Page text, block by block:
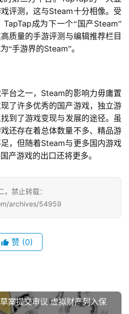
评测，这与Steam十分相像。受
TapTap成为下一个“国产Steam”
质量的手游评测与编辑推荐栏目
“手游界的Steam”。
台之一， Steam的影响力毋庸置
了许多优秀的国产游戏，独立游
到了游戏变现与发展的途径。虽
戏还存在着总体数量不多、精品游
，但随着Steam与更多国内游戏
产游戏的出口还将更多。
禁止转载：
archives/54959
赞 (0)
案提交审议 虚拟财产列入保